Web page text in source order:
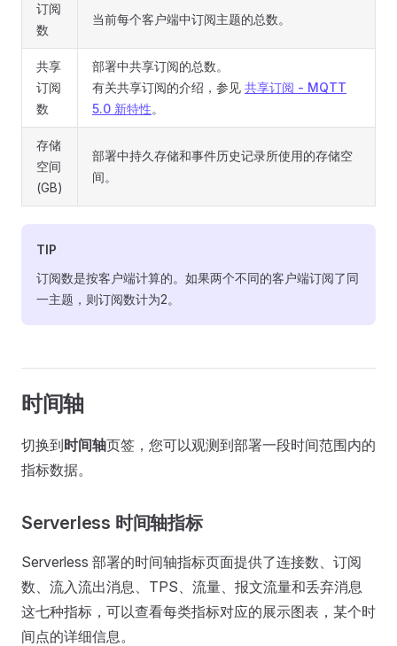
订阅
数
当前每个客户端中订阅主题的总数。
共享
订阅
数
部署中共享订阅的总数。
有关共享订阅的介绍，参见 共享订阅 - MQTT
5.0 新特性。
存储
空间
(GB)
部署中持久存储和事件历史记录所使用的存储空
间。
TIP
订阅数是按客户端计算的。如果两个不同的客户端订阅了同
一主题，则订阅数计为2。
时间轴
切换到时间轴页签，您可以观测到部署一段时间范围内的
指标数据。
Serverless 时间轴指标
Serverless 部署的时间轴指标页面提供了连接数、订阅
数、流入流出消息、TPS、流量、报文流量和丢弃消息
这七种指标，可以查看每类指标对应的展示图表，某个时
间点的详细信息。